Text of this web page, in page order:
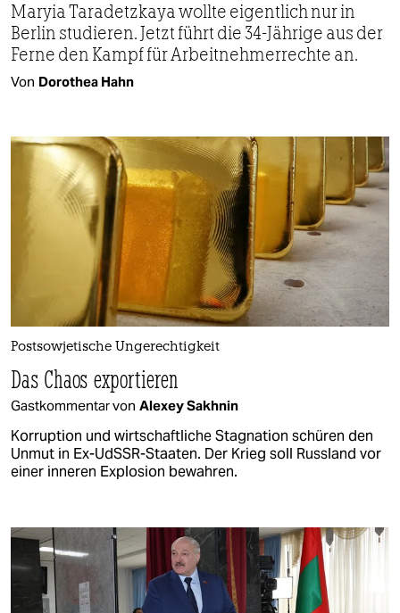
Maryia Taradetzkaya wollte eigentlich nur in
Berlin studieren. Jetzt führt die 34-Jährige aus der
Ferne den Kampf für Arbeitnehmerrechte an.
Von Dorothea Hahn
Postsowjetische Ungerechtigkeit
Das Chaos exportieren
Gastkommentar von Alexey Sakhnin
Korruption und wirtschaftliche Stagnation schüren den
Unmut in Ex-UdSSR-Staaten. Der Krieg soll Russland vor
einer inneren Explosion bewahren.